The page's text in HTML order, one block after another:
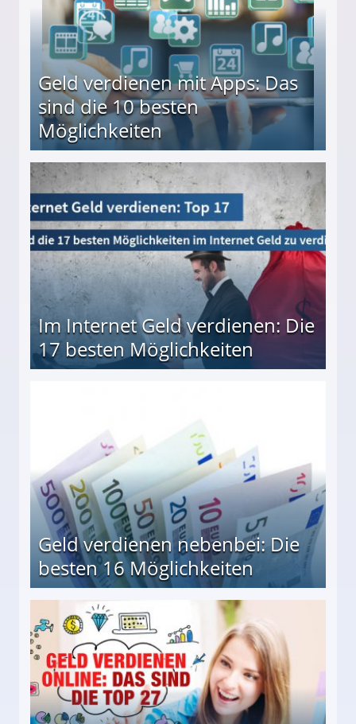
Geld verdienen mit Apps: Das
sind die 10 besten
Möglichkeiten
besten Möglichkeiten
Im Internet Geld verdienen: Die
17 besten Möglichkeiten
Geld verdienen nebenbei: Die
besten 16 Möglichkeiten